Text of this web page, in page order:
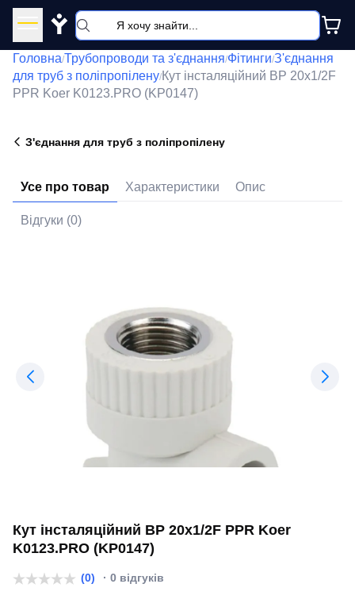
Y
Головна/Трубопроводи та з'єднання/Фітинги/З'єднання
для труб з поліпропілену/Кут інсталяційний ВР 20x1/2F
PPR Koer K0123.PRO (KP0147)
З'єднання для труб з поліпропілену
Усе про товар Характеристики Опис
Відгуки (0)
Кут інсталяційний ВР 20x1/2F PPR Koer
K0123.PRO (KP0147)
(0) · 0 відгуків